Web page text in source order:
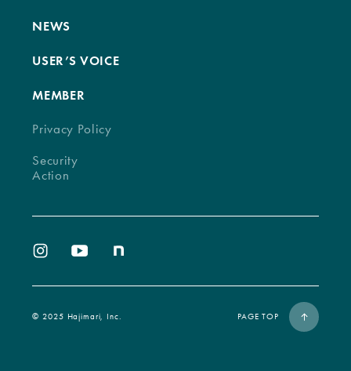
NEWS
USER’S VOICE
MEMBER
Privacy Policy
Security
Action
©︎ 2025 Hajimari, Inc. PAGE TOP